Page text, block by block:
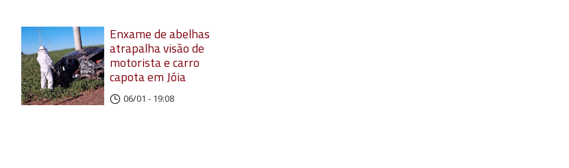
Enxame de abelhas
atrapalha visão de
motorista e carro
capota em Jóia
06/01 - 19:08